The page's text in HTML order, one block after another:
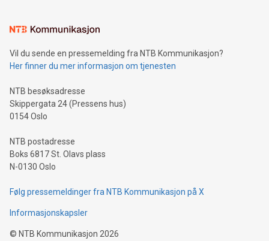
Vil du sende en pressemelding fra NTB Kommunikasjon?
Her finner du mer informasjon om tjenesten
NTB besøksadresse
Skippergata 24 (Pressens hus)
0154 Oslo
NTB postadresse
Boks 6817 St. Olavs plass
N-0130 Oslo
Følg pressemeldinger fra NTB Kommunikasjon på X
Informasjonskapsler
© NTB Kommunikasjon 2026